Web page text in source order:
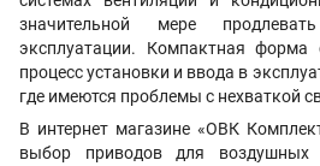
значительной мере
эксплуатации. Компактная форма
процесс установки и ввода в
где имеются проблемы с нехваткой
В интернет магазине «ОВК
выбор приводов для воздушных